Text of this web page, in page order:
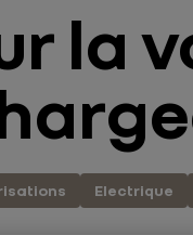
la
Electrique